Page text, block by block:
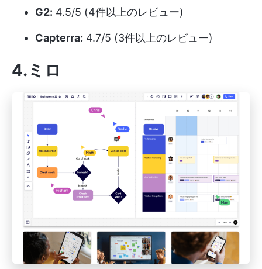
G2: 4.5/5 (4件以上のレビュー)
Capterra: 4.7/5 (3件以上のレビュー)
4.ミロ